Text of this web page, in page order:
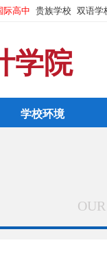
际高中 贵族学校 双语学
学院
学校环境